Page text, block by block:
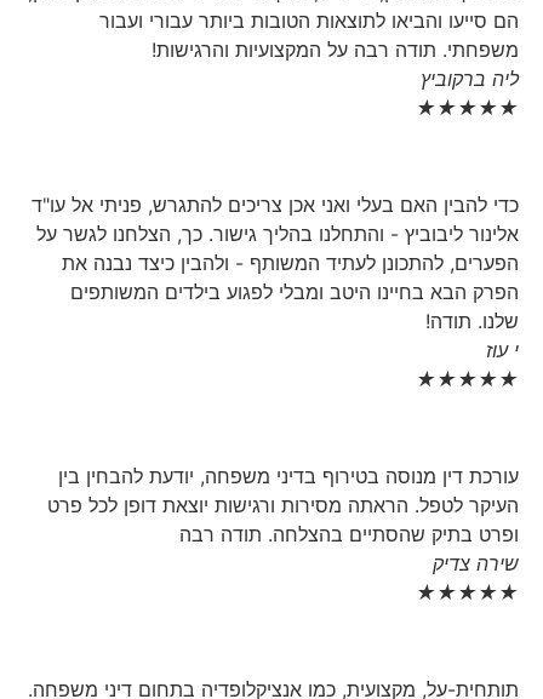
הם סייעו והביאו לתוצאות הטובות ביותר עבורי ועבור
משפחתי. תודה רבה על המקצועיות והרגישות!
ליה ברקוביץ
★
★
★
★
★
כדי להבין האם בעלי ואני אכן צריכים להתגרש, פניתי אל עו"ד
אלינור ליבוביץ - והתחלנו בהליך גישור. כך, הצלחנו לגשר על
הפערים, להתכונן לעתיד המשותף - ולהבין כיצד נבנה את
הפרק הבא בחיינו היטב ומבלי לפגוע בילדים המשותפים
שלנו. תודה!
י עוז
★
★
★
★
★
עורכת דין מנוסה בטירוף בדיני משפחה, יודעת להבחין בין
העיקר לטפל. הראתה מסירות ורגישות יוצאת דופן לכל פרט
ופרט בתיק שהסתיים בהצלחה. תודה רבה
שירה צדיק
★
★
★
★
★
תותחית-על, מקצועית, כמו אנציקלופדיה בתחום דיני משפחה.